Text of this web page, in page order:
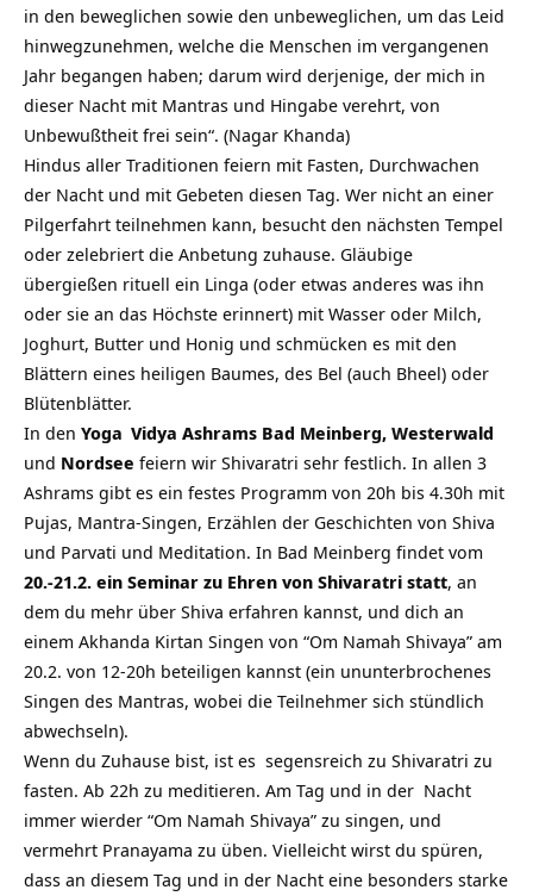
in den beweglichen sowie den unbeweglichen, um das Leid
hinwegzunehmen, welche die Menschen im vergangenen
Jahr begangen haben; darum wird derjenige, der mich in
dieser Nacht mit Mantras und Hingabe verehrt, von
Unbewußtheit frei sein“. (Nagar Khanda)
Hindus aller Traditionen feiern mit Fasten, Durchwachen
der Nacht und mit Gebeten diesen Tag. Wer nicht an einer
Pilgerfahrt teilnehmen kann, besucht den nächsten Tempel
oder zelebriert die Anbetung zuhause. Gläubige
übergießen rituell ein Linga (oder etwas anderes was ihn
oder sie an das Höchste erinnert) mit Wasser oder Milch,
Joghurt, Butter und Honig und schmücken es mit den
Blättern eines heiligen Baumes, des Bel (auch Bheel) oder
Blütenblätter.
In den Yoga Vidya Ashrams Bad Meinberg, Westerwald
und Nordsee feiern wir Shivaratri sehr festlich. In allen 3
Ashrams gibt es ein festes Programm von 20h bis 4.30h mit
Pujas, Mantra-Singen, Erzählen der Geschichten von Shiva
und Parvati und Meditation. In Bad Meinberg findet vom
20.-21.2. ein Seminar zu Ehren von Shivaratri statt, an
dem du mehr über Shiva erfahren kannst, und dich an
einem Akhanda Kirtan Singen von “Om Namah Shivaya” am
20.2. von 12-20h beteiligen kannst (ein ununterbrochenes
Singen des Mantras, wobei die Teilnehmer sich stündlich
abwechseln).
Wenn du Zuhause bist, ist es segensreich zu Shivaratri zu
fasten. Ab 22h zu meditieren. Am Tag und in der Nacht
immer wierder “Om Namah Shivaya” zu singen, und
vermehrt Pranayama zu üben. Vielleicht wirst du spüren,
dass an diesem Tag und in der Nacht eine besonders starke